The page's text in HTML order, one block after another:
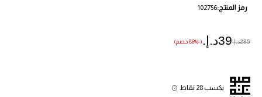
رمز المنتج 102756
39د.إ.‏ (-86% خصم) 285د.إ.‏
يكسب 28 نقاط